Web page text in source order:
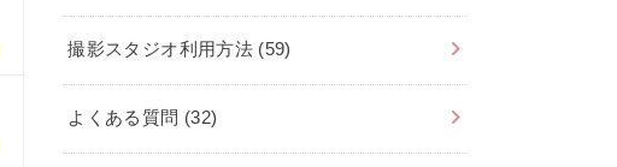
撮影スタジオ利用方法 (59)
よくある質問 (32)